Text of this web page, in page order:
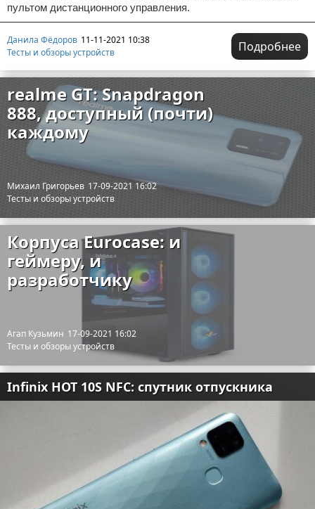
пультом дистанционного управления.
Данила Фёдоров 11-11-2021 10:38
Тесты и обзоры устройств
Подробнее
realme GT: Snapdragon
888, доступный (почти)
каждому
Михаил Григорьев 17-09-2021 16:02
Тесты и обзоры устройств
Корпуса Eurocase: и
геймеру, и
разработчику
Агап Кузьмин 17-09-2021 16:02
Тесты и обзоры устройств
Infinix HOT 10S NFC: спутник отпускника